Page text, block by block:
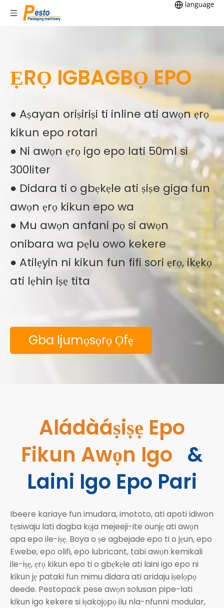
ẸRỌ IGBAGBỌ EPO
● Aṣayan oriṣiriṣi ti inline ati awọn ẹrọ
kikun epo rotari
● Ni awọn ẹrọ igo epo lati 50ml si
300liter
● Didara ti o gbẹkẹle ati ṣiṣe giga fun
awọn ẹrọ kikun epo wa
● Mu awọn anfani pọ si awọn
onibara wa pẹlu owo kekere
● Atilẹyin ni kikun fun fifi sori ẹrọ, ikẹkọ
ati lẹhin iṣẹ tita
Gba Ijumọsọrọ Ọfẹ
Aládàáṣiṣẹ Epo
Fikun Awọn Igo &
Laini Igo Epo Pari
Ibeere kariaye fun imudara, imototo, ati apoti idiwon
tẹsiwaju lati dagba kọja mejeeji-ite ounjẹ ati awọn
apa epo ile-iṣẹ. Boya o ṣe agbejade epo ti o jẹun, epo
Ewebe, epo olifi, epo lubricant, tabi awọn kemikali
ile-iṣẹ, ẹrọ kikun epo ti o gbẹkẹle ati laini igo epo ni
kikun jẹ pataki fun mimu didara ati aridaju iṣelọpọ
deede. Pestopack pese awọn solusan pipe-lati
kikun igo kekere si iṣakojọpọ ilu nla-nfunni modular,